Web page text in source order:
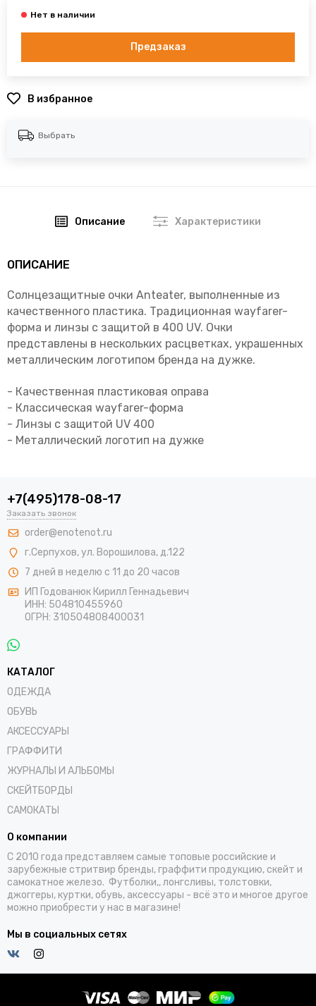
Предзаказ
В избранное
Выбрать
Описание Характеристики
ОПИСАНИЕ
Солнцезащитные очки Anteater, выполненные из
качественного пластика. Традиционная wayfarer-
форма и линзы с защитой в 400 UV. Очки
представлены в нескольких расцветках, украшенных
металлическим логотипом бренда на дужке.
- Качественная пластиковая оправа
- Классическая wayfarer-форма
- Линзы с защитой UV 400
- Металлический логотип на дужке
+7(495)178-08-17
Заказать звонок
order@enotenot.ru
г.Серпухов, ул. Ворошилова, д.122
7 дней в неделю с 11 до 20 часов
ИП Годованюк Кирилл Геннадьевич
ИНН: 504810455960
ОГРН: 310504808400031
КАТАЛОГ
ОДЕЖДА
ОБУВЬ
АКСЕССУАРЫ
ГРАФФИТИ
ЖУРНАЛЫ И АЛЬБОМЫ
СКЕЙТБОРДЫ
САМОКАТЫ
О компании
С 2010 года представляем самые топовые российские и
зарубежные стритвир бренды, граффити продукцию, скейт и
самокатное железо. Футболки,, лонгсливы, толстовки,
джоггеры, куртки, обувь, аксессуары - всё это и многое другое
можно приобрести у нас в магазине!
Мы в социальных сетях